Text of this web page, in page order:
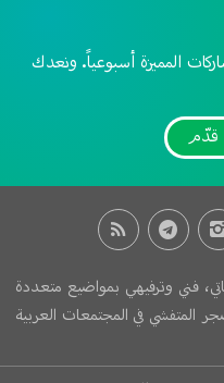
المميزة أسبوعياً. ونعدك
قدّم
فني وترفيهي بمواضيع متعددة
المتفشي في المجتمعات العربية